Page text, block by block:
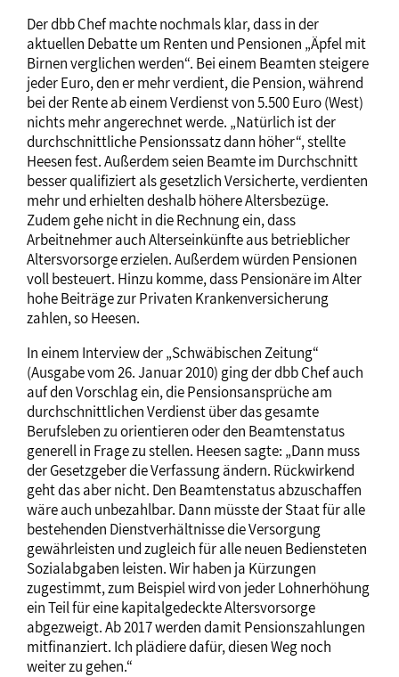
Der dbb Chef machte nochmals klar, dass in der
aktuellen Debatte um Renten und Pensionen „Äpfel mit
Birnen verglichen werden“. Bei einem Beamten steigere
jeder Euro, den er mehr verdient, die Pension, während
bei der Rente ab einem Verdienst von 5.500 Euro (West)
nichts mehr angerechnet werde. „Natürlich ist der
durchschnittliche Pensionssatz dann höher“, stellte
Heesen fest. Außerdem seien Beamte im Durchschnitt
besser qualifiziert als gesetzlich Versicherte, verdienten
mehr und erhielten deshalb höhere Altersbezüge.
Zudem gehe nicht in die Rechnung ein, dass
Arbeitnehmer auch Alterseinkünfte aus betrieblicher
Altersvorsorge erzielen. Außerdem würden Pensionen
voll besteuert. Hinzu komme, dass Pensionäre im Alter
hohe Beiträge zur Privaten Krankenversicherung
zahlen, so Heesen.
In einem Interview der „Schwäbischen Zeitung“
(Ausgabe vom 26. Januar 2010) ging der dbb Chef auch
auf den Vorschlag ein, die Pensionsansprüche am
durchschnittlichen Verdienst über das gesamte
Berufsleben zu orientieren oder den Beamtenstatus
generell in Frage zu stellen. Heesen sagte: „Dann muss
der Gesetzgeber die Verfassung ändern. Rückwirkend
geht das aber nicht. Den Beamtenstatus abzuschaffen
wäre auch unbezahlbar. Dann müsste der Staat für alle
bestehenden Dienstverhältnisse die Versorgung
gewährleisten und zugleich für alle neuen Bediensteten
Sozialabgaben leisten. Wir haben ja Kürzungen
zugestimmt, zum Beispiel wird von jeder Lohnerhöhung
ein Teil für eine kapitalgedeckte Altersvorsorge
abgezweigt. Ab 2017 werden damit Pensionszahlungen
mitfinanziert. Ich plädiere dafür, diesen Weg noch
weiter zu gehen.“